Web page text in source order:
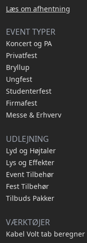
Læs om afhentning
EVENT TYPER
Koncert og PA
Privatfest
Bryllup
Ungfest
Studenterfest
Firmafest
Messe & Erhverv
UDLEJNING
Lyd og Højtaler
Lys og Effekter
Event Tilbehør
Fest Tilbehør
Tilbuds Pakker
VÆRKTØJER
Kabel Volt tab beregner